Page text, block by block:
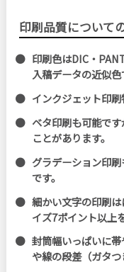
印刷品質について
印刷色はDIC・
入稿データの近似色
インクジェット印刷
ベタ印刷も可能で
ことがあります。
グラデーション印
です。
細かい文字の印刷
イズ7ポイント以上
封筒幅いっぱいに
や線の段差（ガタつ